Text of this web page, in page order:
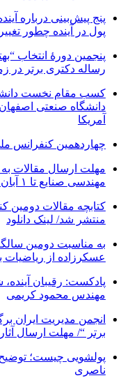
پنج پیش‌بینی درباره
پول در آینده چطور
پنجمین دورۀ انتخاب
رساله دکتری برتر در
کسب مقام نخست
دانشگاه صنعتی
آمریکا
چهاردهمین کنفرانس ملی
مهلت ارسال مقالات به
مهندسی صنایع تا ۱ آبان ماه تمدید شد.
کتابچه مقالات دومین
منتشر شد/ لینک دانلود
به مناسبت دومین
عسکرزاده از ریاضیات
پادکست: رقیبان
مهندس محمود کریمی
انجمن مدیریت ایران
برتر “/ مهلت ارسال آثار ۱۵ شهریور ۹۸
پولشویی چیست؛
ناصری